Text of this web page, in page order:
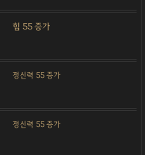
힘 55 증가
정신력 55 증가
정신력 55 증가